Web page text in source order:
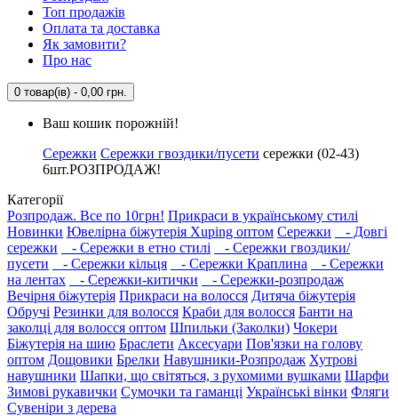
Топ продажів
Оплата та доставка
Як замовити?
Про нас
0 товар(ів) - 0,00 грн.
Ваш кошик порожній!
Сережки Сережки гвоздики/пусети сережки (02-43)
6шт.РОЗПРОДАЖ!
Категорії
Розпродаж. Все по 10грн! Прикраси в українському стилі
Новинки Ювелірна біжутерія Xuping оптом Сережки
- Довгі
сережки
- Сережки в етно стилі
- Сережки гвоздики/
пусети
- Сережки кільця - Сережки Краплина
- Сережки
на лентах
- Сережки-китички
- Сережки-розпродаж
Вечірня біжутерія Прикраси на волосся Дитяча біжутерія
Обручі Резинки для волосся Краби для волосся Банти на
заколці для волосся оптом Шпильки (Заколки) Чокери
Біжутерія на шию Браслети Аксесуари Пов'язки на голову
оптом Дощовики Брелки Навушники-Розпродаж Хутрові
навушники Шапки, що світяться, з рухомими вушками Шарфи
Зимові рукавички Сумочки та гаманці Українські вінки Фляги
Сувеніри з дерева